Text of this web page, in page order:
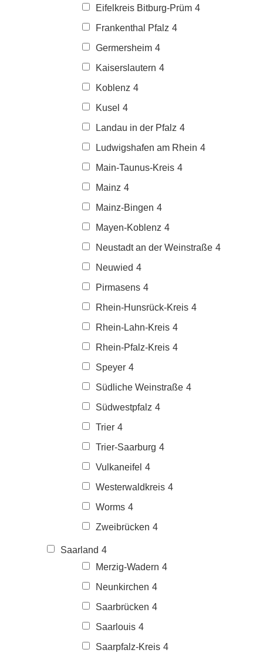
Eifelkreis Bitburg-Prüm 4
Frankenthal Pfalz 4
Germersheim 4
Kaiserslautern 4
Koblenz 4
Kusel 4
Landau in der Pfalz 4
Ludwigshafen am Rhein 4
Main-Taunus-Kreis 4
Mainz 4
Mainz-Bingen 4
Mayen-Koblenz 4
Neustadt an der Weinstraße 4
Neuwied 4
Pirmasens 4
Rhein-Hunsrück-Kreis 4
Rhein-Lahn-Kreis 4
Rhein-Pfalz-Kreis 4
Speyer 4
Südliche Weinstraße 4
Südwestpfalz 4
Trier 4
Trier-Saarburg 4
Vulkaneifel 4
Westerwaldkreis 4
Worms 4
Zweibrücken 4
Saarland 4
Merzig-Wadern 4
Neunkirchen 4
Saarbrücken 4
Saarlouis 4
Saarpfalz-Kreis 4